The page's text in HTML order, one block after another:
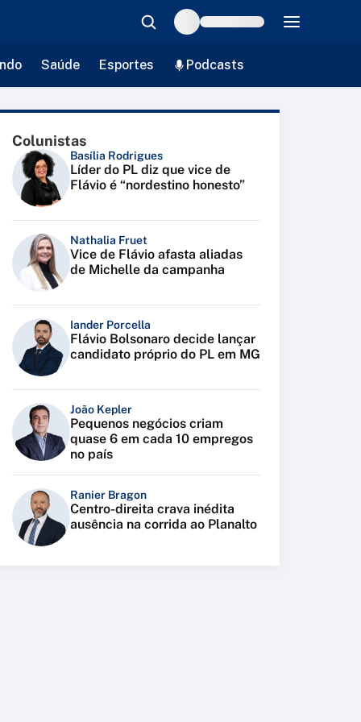
Saúde Esportes Podcasts
Colunistas
Basília Rodrigues
Líder do PL diz que vice de
Flávio é “nordestino honesto”
Nathalia Fruet
Vice de Flávio afasta aliadas
de Michelle da campanha
Iander Porcella
Flávio Bolsonaro decide lançar
candidato próprio do PL em MG
João Kepler
Pequenos negócios criam
quase 6 em cada 10 empregos
no país
Ranier Bragon
Centro-direita crava inédita
ausência na corrida ao Planalto